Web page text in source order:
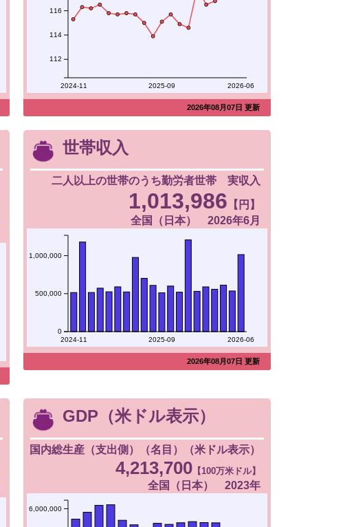
2024-11 2025-09 2026-06
112
114
116
2026年08月07日 更新
世帯収入
二人以上の世帯のうち勤労者世帯 実収入
1,013,986 【円】
全国（日本） 2026年6月
2024-11 2025-09 2026-06
0
500,000
1,000,000
2026年08月07日 更新
GDP（米ドル表示）
国内総生産（支出側）（名目）（米ドル表示）
4,213,700【100万米ドル】
全国（日本） 2023年
6,000,000